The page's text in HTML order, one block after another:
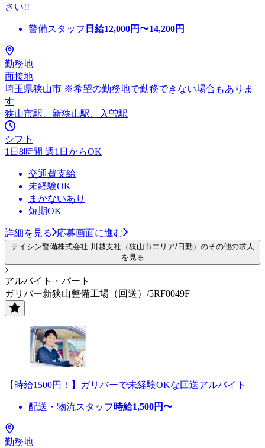
さい!!
警備スタッフ 日給12,000円〜14,200円
勤務地
面接地
埼玉県狭山市 ※希望の勤務地で勤務できない場合もありま
す
狭山市駅、新狭山駅、入曽駅
シフト
1日8時間 週1日からOK
交通費支給
未経験OK
まかないあり
短期OK
詳細を見る 応募画面に進む
テイシン警備株式会社 川越支社（狭山市エリア/日勤）のその他の求人
を見る
アルバイト・パート
ガリバー新狭山整備工場（回送）/5RF0049F
【時給1500円！】ガリバーで未経験OKな回送アルバイト
配送・物流スタッフ 時給1,500円〜
勤務地